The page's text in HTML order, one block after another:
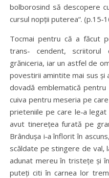
bolborosind să descopere
cursul nopții puterea“.
Tocmai pentru că a făcut
trans‑ cendent, scriitorul
grăniceria, iar un astfel de
povestirii amintite mai sus și
dovadă emblematică
cuiva pentru meseria pe
prieteniile pe care le‑a
avut tinerețea furată pe
Brândușa i‑a înflorit în
scăldate pe stingere de val,
adunat mereu în tristețe și
puteți citi în carnea lor